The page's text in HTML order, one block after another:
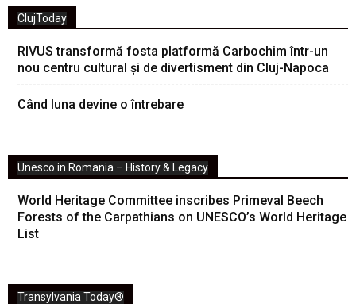
ClujToday
RIVUS transformă fosta platformă Carbochim într-un
nou centru cultural și de divertisment din Cluj-Napoca
Când luna devine o întrebare
Unesco in Romania – History & Legacy
World Heritage Committee inscribes Primeval Beech
Forests of the Carpathians on UNESCO’s World Heritage
List
Transylvania Today®